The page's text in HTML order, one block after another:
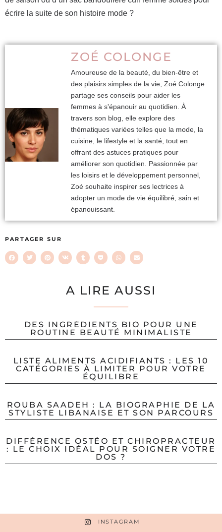
écrire la suite de son histoire mode ?
ZOÉ COLONGE
Amoureuse de la beauté, du bien-être et
des plaisirs simples de la vie, Zoé Colonge
partage ses conseils pour aider les
femmes à s'épanouir au quotidien. À
travers son blog, elle explore des
thématiques variées telles que la mode, la
cuisine, le lifestyle et la santé, tout en
offrant des astuces pratiques pour
améliorer son quotidien. Passionnée par
les loisirs et le développement personnel,
Zoé souhaite inspirer ses lectrices à
adopter un mode de vie équilibré, sain et
épanouissant.
PARTAGER SUR
A LIRE AUSSI
DES INGRÉDIENTS BIO POUR UNE
ROUTINE BEAUTÉ MINIMALISTE
LISTE ALIMENTS ACIDIFIANTS : LES 10
CATÉGORIES À LIMITER POUR VOTRE
ÉQUILIBRE
ROUBA SAADEH : LA BIOGRAPHIE DE LA
STYLISTE LIBANAISE ET SON PARCOURS
DIFFÉRENCE OSTÉO ET CHIROPRACTEUR
: LE CHOIX IDÉAL POUR SOIGNER VOTRE
DOS ?
INSTAGRAM